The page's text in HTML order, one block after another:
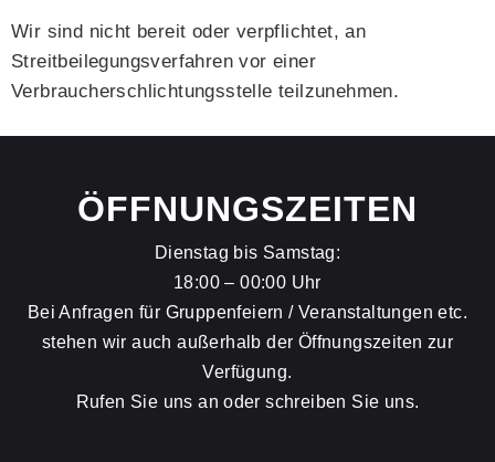
Wir sind nicht bereit oder verpflichtet, an
Streitbeilegungsverfahren vor einer
Verbraucherschlichtungsstelle teilzunehmen.
ÖFFNUNGSZEITEN
Dienstag bis Samstag:
18:00 – 00:00 Uhr
Bei Anfragen für Gruppenfeiern / Veranstaltungen etc.
stehen wir auch außerhalb der Öffnungszeiten zur
Verfügung.
Rufen Sie uns an oder schreiben Sie uns.